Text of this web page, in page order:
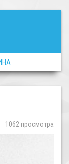
1062 просмотра